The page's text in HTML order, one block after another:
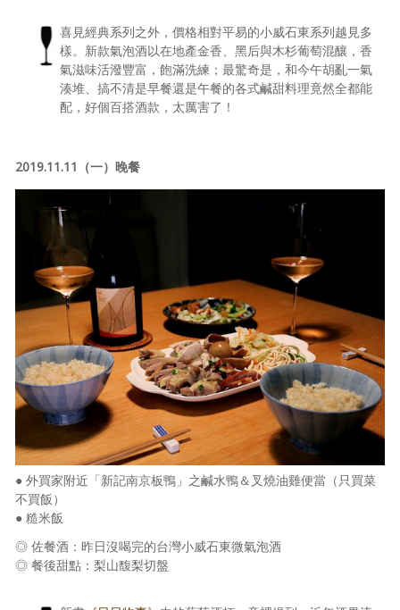
喜見經典系列之外，價格相對平易的小威石東系列越見多
樣。新款氣泡酒以在地產金香、黑后與木杉葡萄混釀，香
氣滋味活潑豐富，飽滿洗練；最驚奇是，和今午胡亂一氣
湊堆、搞不清是早餐還是午餐的各式鹹甜料理竟然全都能
配，好個百搭酒款，太厲害了！
2019.11.11（一）晚餐
● 外買家附近「新記南京板鴨」之鹹水鴨＆叉燒油雞便當（只買菜
不買飯）
● 糙米飯
◎ 佐餐酒：昨日沒喝完的台灣小威石東微氣泡酒
◎ 餐後甜點：梨山馥梨切盤